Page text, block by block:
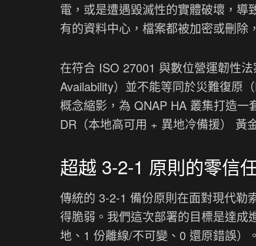
電，或是遭遇毀滅性的實體破壞，導
有的資料中心，檔案都被加密或刪除
在符合 ISO 27001 與數位營運韌性
Availability）並不能等同於災難復原
概念縮影，為 QNAP HA 叢集打造
DR（本地高可用 + 異地冷備援） 黃
超越 3-2-1 原則的零信
傳統的 3-2-1 備份原則在面對現代勒
得脆弱。我們這次部署的目標是達
地、1 份離線/不可變、0 還原錯誤）。